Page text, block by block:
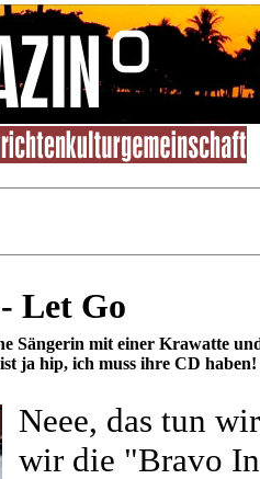
Let Go
Sängerin mit einer Krawatte
ja hip, ich muss ihre CD haben!
Neee, das tun
wir die "Bravo